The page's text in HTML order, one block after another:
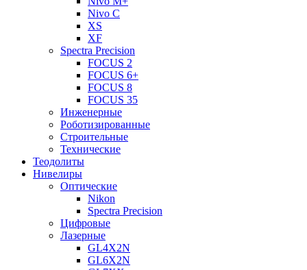
Nivo C
XS
XF
Spectra Precision
FOCUS 2
FOCUS 6+
FOCUS 8
FOCUS 35
Инженерные
Роботизированные
Строительные
Технические
Теодолиты
Нивелиры
Оптические
Nikon
Spectra Precision
Цифровые
Лазерные
GL4X2N
GL6X2N